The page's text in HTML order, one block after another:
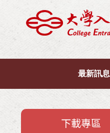
最新訊息
下載專區